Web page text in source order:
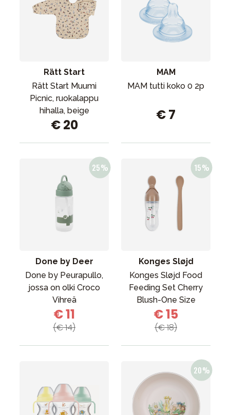
Rätt Start
Rätt Start Muumi
Picnic, ruokalappu
hihalla, beige
€ 20
MAM
MAM tutti koko 0 2p
€ 7
Done by Deer
Done by Peurapullo,
jossa on olki Croco
Vihreä
€ 11
(€ 14)
Konges Sløjd
Konges Sløjd Food
Feeding Set Cherry
Blush-One Size
€ 15
(€ 18)